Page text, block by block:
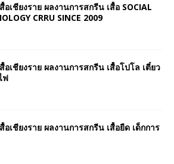
อเชียงราย ผลงานการสกรีน เสื้อ SOCIAL
CRRU SINCE 2009
อเชียงราย ผลงานการสกรีน เสื้อโปโล เตี๋ยว
ฟ
อเชียงราย ผลงานการสกรีน เสื้อยืด เด็กการ